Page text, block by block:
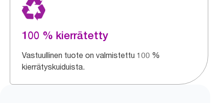
100 % kierrätetty
Vastuullinen tuote on valmistettu 100 %
kierrätyskuiduista.